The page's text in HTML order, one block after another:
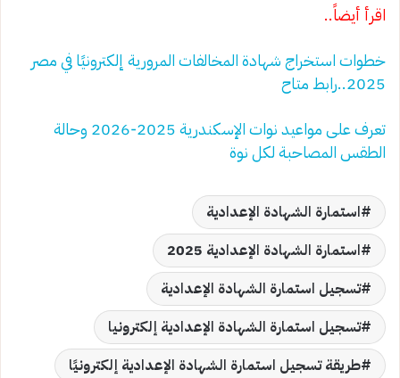
اقرأ أيضاً..
خطوات استخراج شهادة المخالفات المرورية إلكترونيًا في مصر
2025..رابط متاح
تعرف على مواعيد نوات الإسكندرية 2025‑2026 وحالة
الطقس المصاحبة لكل نوة
استمارة الشهادة الإعدادية
استمارة الشهادة الإعدادية 2025
تسجيل استمارة الشهادة الإعدادية
تسجيل استمارة الشهادة الإعدادية إلكترونيا
طريقة تسجيل استمارة الشهادة الإعدادية إلكترونيًا